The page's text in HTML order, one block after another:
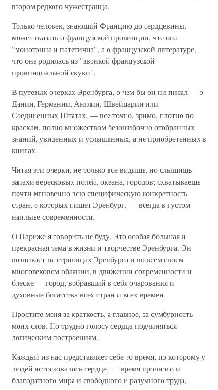
взором редкого чужестранца.
Только человек, знающий Францию до сердцевины,
может сказать о французской провинции, что она
"монотонна и патетична", а о французской литературе,
что она родилась из "звонкой французской
провинциальной скуки".
В путевых очерках Эренбурга, о чем бы он ни писал — о
Дании, Германии, Англии, Швейцарии или
Соединенных Штатах, — все точно, зримо, плотно по
краскам, полно множеством безошибочно отобранных
знаний, увиденных и услышанных, а не приобретенных в
книгах.
Читая эти очерки, не только все видишь, но слышишь
запахи вересковых полей, океана, городов; схватываешь
почти мгновенно всю специфическую конкретность
стран, о которых пишет Эренбург, — всегда в густом
наплыве современности.
О Париже я говорить не буду. Это особая большая и
прекрасная тема в жизни и творчестве Эренбурга. Он
возникает на страницах Эренбурга и во всем своем
многовековом обаянии, в движении современности и
блеске — город, вобравший в себя очарования и
духовные богатства всех стран и всех времен.
Простите меня за краткость, а главное, за сумбурность
моих слов. Но трудно голосу сердца подчиняться
логическим построениям.
Каждый из нас представляет себе то время, по которому у
людей истосковалось сердце, — время прочного и
благодатного мира и свободного и разумного труда,